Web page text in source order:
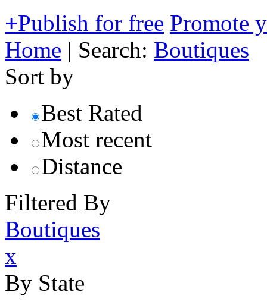
+Publish for free Promote
Home | Search: Boutiques
Sort by
Best Rated
Most recent
Distance
Filtered By
Boutiques
x
By State